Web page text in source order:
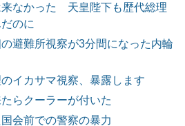
来なかった 天皇陛下も歴代総理
のに
の避難所視察が3分間になった内輪
のイカサマ視察、暴露します
らクーラーが付いた
会前での警察の暴力